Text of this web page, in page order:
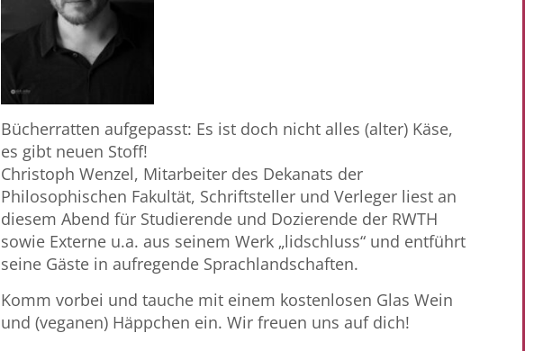
Bücherratten aufgepasst: Es ist doch nicht alles (alter) Käse,
es gibt neuen Stoff!
Christoph Wenzel, Mitarbeiter des Dekanats der
Philosophischen Fakultät, Schriftsteller und Verleger liest an
diesem Abend für Studierende und Dozierende der RWTH
sowie Externe u.a. aus seinem Werk „lidschluss“ und entführt
seine Gäste in aufregende Sprachlandschaften.
Komm vorbei und tauche mit einem kostenlosen Glas Wein
und (veganen) Häppchen ein. Wir freuen uns auf dich!